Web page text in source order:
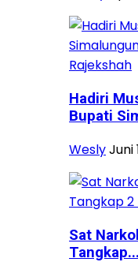
Hadiri
Bupati
WeslyJuni
Sat
Tangkap...